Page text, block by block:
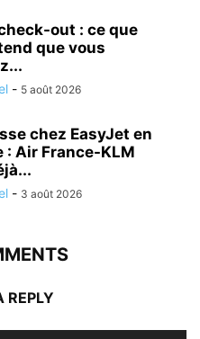
out : ce que
que vous
- 5 août 2026
chez EasyJet en
: Air France-KLM
- 3 août 2026
REPLY